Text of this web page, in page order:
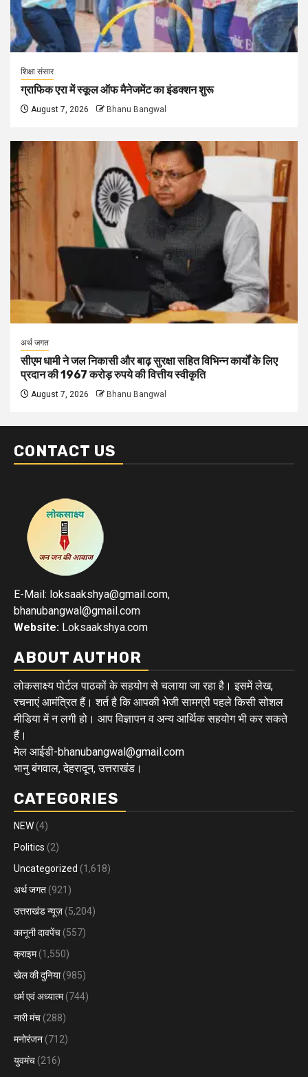
शिक्षा संसार
ग्राफिक एरा में स्कूल ऑफ मैनेजमेंट का इंडक्शन शुरू
August 7, 2026 Bhanu Bangwal
अर्थ जगत
सीएम धामी ने जल निकासी और बाढ़ सुरक्षा सहित विभिन्न कार्यों के लिए
प्रदान की 1967 करोड़ रुपये की वित्तीय स्वीकृति
August 7, 2026 Bhanu Bangwal
CONTACT US
E-Mail: loksaakshya@gmail.com,
bhanubangwal@gmail.com
Website: Loksaakshya.com
ABOUT AUTHOR
लोकसाक्ष्य पोर्टल पाठकों के सहयोग से चलाया जा रहा है। इसमें लेख,
रचनाएं आमंत्रित हैं। शर्त है कि आपकी भेजी सामग्री पहले किसी सोशल
मीडिया में न लगी हो। आप विज्ञापन व अन्य आर्थिक सहयोग भी कर सकते
हैं।
मेल आईडी-bhanubangwal@gmail.com
भानु बंगवाल, देहरादून, उत्तराखंड।
CATEGORIES
NEW (4)
Politics (2)
Uncategorized (1,618)
अर्थ जगत (921)
उत्तराखंड न्यूज़ (5,204)
कानूनी दावपेंच (557)
क्राइम(1,550)
खेल की दुनिया(985)
धर्म एवं अध्यात्म(744)
नारी मंच (288)
मनोरंजन (712)
युवमंच (216)